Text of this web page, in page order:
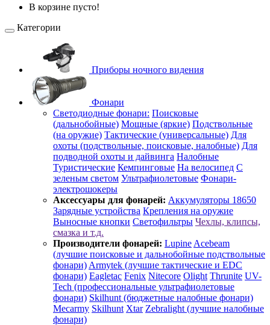
В корзине пусто!
Категории
Приборы ночного видения
Фонари
Светодиодные фонари: Поисковые
(дальнобойные) Мощные (яркие) Подствольные
(на оружие) Тактические (универсальные) Для
охоты (подствольные, поисковые, налобные) Для
подводной охоты и дайвинга Налобные
Туристические Кемпинговые На велосипед С
зеленым светом Ультрафиолетовые Фонари-
электрошокеры
Аксессуары для фонарей: Аккумуляторы 18650
Зарядные устройства Крепления на оружие
Выносные кнопки Светофильтры Чехлы, клипсы,
смазка и т.д.
Производители фонарей: Lupine Acebeam
(лучшие поисковые и дальнобойные подствольные
фонари) Armytek (лучшие тактические и EDC
фонари) Eagletac Fenix Nitecore Olight Thrunite UV-
Tech (профессиональные ультрафиолетовые
фонари) Skilhunt (бюджетные налобные фонари)
Mecarmy Skilhunt Xtar Zebralight (лучшие налобные
фонари)